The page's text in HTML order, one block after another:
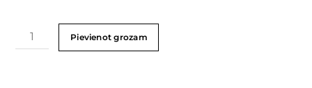
Pievienot grozam